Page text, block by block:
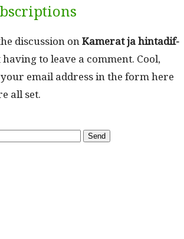
dis­cus­sion onKam­er­at ja hin­tad­if­
to leave a com­ment. Cool,
email address in the form here
all set.